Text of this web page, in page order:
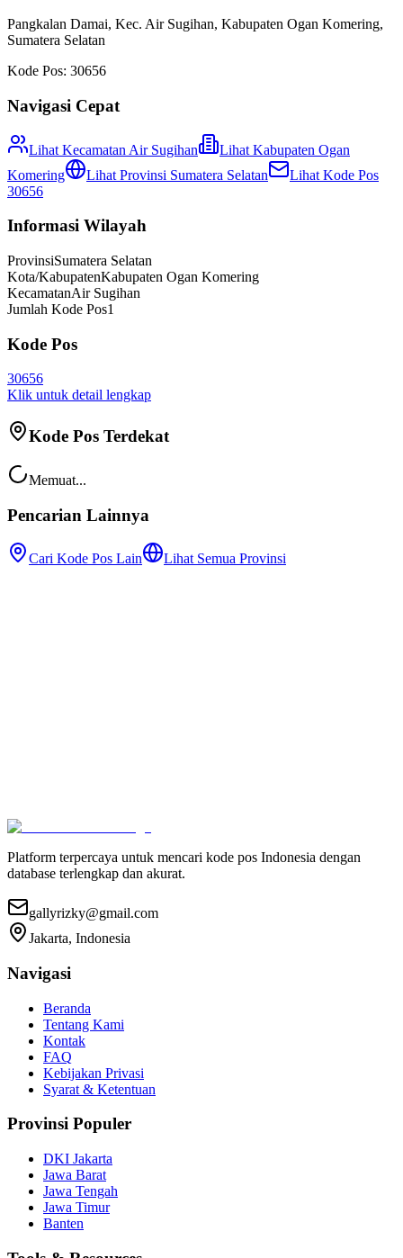
Pangkalan Damai, Kec. Air Sugihan, Kabupaten Ogan Komering,
Sumatera Selatan
Kode Pos: 30656
Navigasi Cepat
Lihat Kecamatan Air Sugihan Lihat Kabupaten Ogan
Komering
Lihat Provinsi Sumatera Selatan
Lihat Kode Pos
30656
Informasi Wilayah
ProvinsiSumatera Selatan
Kota/KabupatenKabupaten Ogan Komering
KecamatanAir Sugihan
Jumlah Kode Pos1
Kode Pos
30656
Klik untuk detail lengkap
Kode Pos Terdekat
Memuat...
Pencarian Lainnya
Cari Kode Pos Lain Lihat Semua Provinsi
Platform terpercaya untuk mencari kode pos Indonesia dengan
database terlengkap dan akurat.
gallyrizky@gmail.com
Jakarta, Indonesia
Navigasi
Beranda
Tentang Kami
Kontak
FAQ
Kebijakan Privasi
Syarat & Ketentuan
Provinsi Populer
DKI Jakarta
Jawa Barat
Jawa Tengah
Jawa Timur
Banten